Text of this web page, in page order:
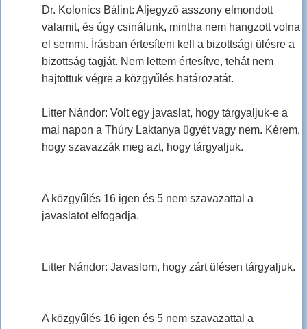
Dr. Kolonics Bálint: Aljegyző asszony elmondott
valamit, és úgy csinálunk, mintha nem hangzott volna
el semmi. Írásban értesíteni kell a bizottsági ülésre a
bizottság tagját. Nem lettem értesítve, tehát nem
hajtottuk végre a közgyűlés határozatát.
Litter Nándor: Volt egy javaslat, hogy tárgyaljuk-e a
mai napon a Thúry Laktanya ügyét vagy nem. Kérem,
hogy szavazzák meg azt, hogy tárgyaljuk.
A közgyűlés 16 igen és 5 nem szavazattal a
javaslatot elfogadja.
Litter Nándor: Javaslom, hogy zárt ülésen tárgyaljuk.
A közgyűlés 16 igen és 5 nem szavazattal a